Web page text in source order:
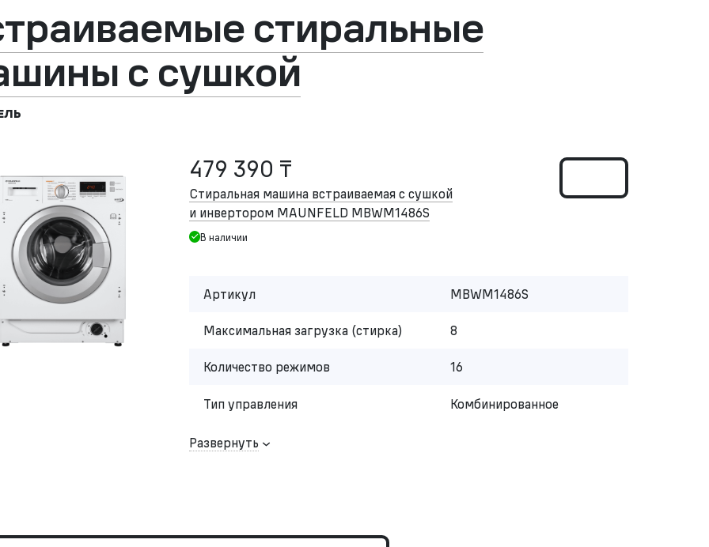
стиральные
с сушкой
479 390 ₸
Стиральная машина встраиваемая с сушкой
и инвертором MAUNFELD MBWM1486S
В наличии
Артикул MBWM1486S
Максимальная загрузка (стирка) 8
Количество режимов 16
Тип управления Комбинированное
Развернуть